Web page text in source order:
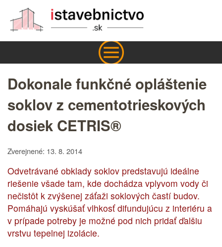
Dokonale funkčné opláštenie
soklov z cementotrieskových
dosiek CETRIS®
Zverejnené: 13. 8. 2014
Odvetrávané obklady soklov predstavujú ideálne
riešenie všade tam, kde dochádza vplyvom vody či
nečistôt k zvýšenej záťaži soklových častí budov.
Pomáhajú vyskúšať vlhkosť difundujúcu z interiéru a
v prípade potreby je možné pod nich pridať ďalšiu
vrstvu tepelnej izolácie.